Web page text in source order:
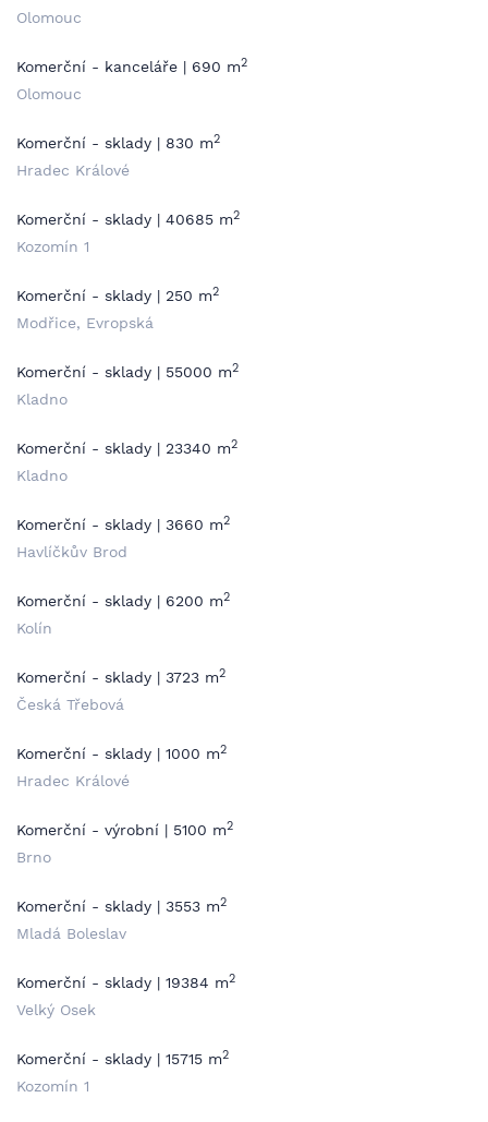
Olomouc
Komerční - kanceláře | 690 m2
Olomouc
Komerční - sklady | 830 m2
Hradec Králové
Komerční - sklady | 40685 m2
Kozomín 1
Komerční - sklady | 250 m2
Modřice, Evropská
Komerční - sklady | 55000 m2
Kladno
Komerční - sklady | 23340 m2
Kladno
Komerční - sklady | 3660 m2
Havlíčkův Brod
Komerční - sklady | 6200 m2
Kolín
Komerční - sklady | 3723 m2
Česká Třebová
Komerční - sklady | 1000 m2
Hradec Králové
Komerční - výrobní | 5100 m2
Brno
Komerční - sklady | 3553 m2
Mladá Boleslav
Komerční - sklady | 19384 m2
Velký Osek
Komerční - sklady | 15715 m2
Kozomín 1